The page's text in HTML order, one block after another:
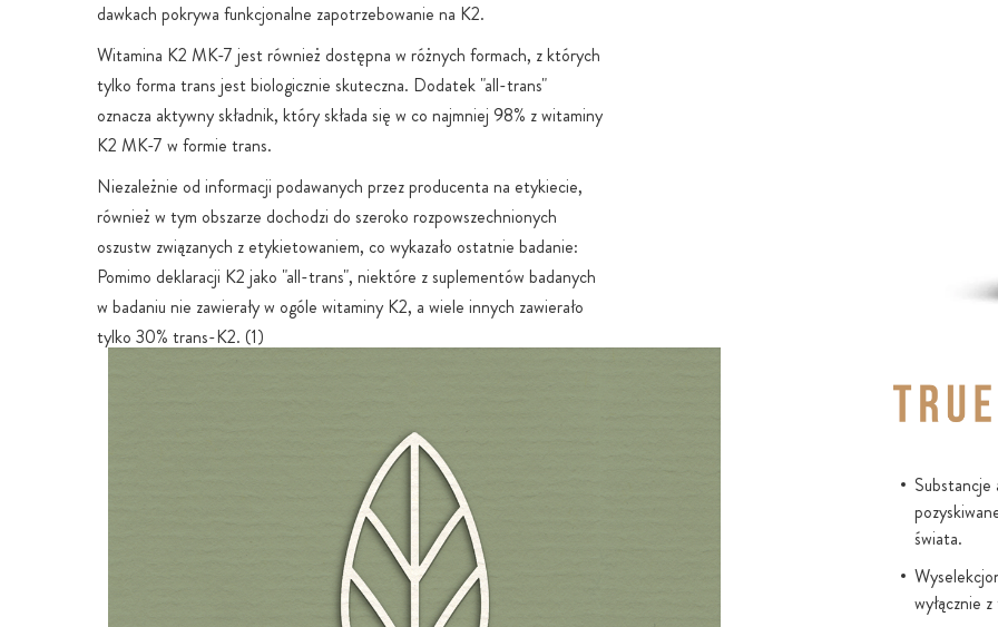
dawkach pokrywa funkcjonalne zapotrzebowanie na K2.
Witamina K2 MK-7 jest również dostępna w różnych formach, z których
tylko forma trans jest biologicznie skuteczna. Dodatek "all-trans"
oznacza aktywny składnik, który składa się w co najmniej 98% z witaminy
K2 MK-7 w formie trans.
Niezależnie od informacji podawanych przez producenta na etykiecie,
również w tym obszarze dochodzi do szeroko rozpowszechnionych
oszustw związanych z etykietowaniem, co wykazało ostatnie badanie:
Pomimo deklaracji K2 jako "all-trans", niektóre z suplementów badanych
w badaniu nie zawierały w ogóle witaminy K2, a wiele innych zawierało
tylko 30% trans-K2. (1)
100% wysoce skutecznego all-trans MK-7 dla podanej zawartości
witaminy K2 i może to zagwarantować w sposób wiarygodny poprzez
specjalny test laboratoryjny przeprowadzony w Norwegii.
OLEJ NOŚNY MCT DLA OPTYMALNEJ OHRONY I LEPSZEGO
Witamina K2 jest rozpuszczalna w tłuszczach i może być przyjmowana do
Substancje
świata.
wyłącznie